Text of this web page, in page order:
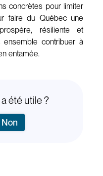
concrètes pour limiter
faire du Québec une
résiliente et
ensemble contribuer à
entamée.
été utile ?
Non